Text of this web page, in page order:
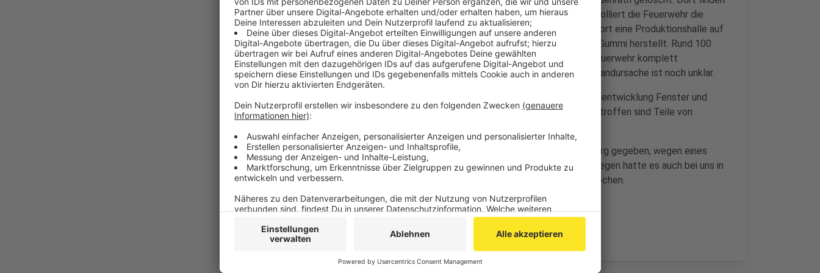
jetzt noch Nachlöscharbeiten statt. Mit Wärmebildkameras kontrolliert die Feuerwehr die
Einsatzstelle auf Glutnester. Am frühen Donnerstagmorgen war dort eine Produktionshalle auf
dem Gelände eines Betriebes ausgebrochen, der Kunststoff und Gummi herstellt. Rund 100
Einsatzkräfte waren zwischenzeitlich vor Ort. Die Halle ist laut Feuerwehr komplett
ausgebrannt und teils eingestürzt. Verletzt wurde niemand, die Brandursache ist noch unklar.
Über die WarnApp NINA wird dazu aufgefordert, wegen der Rauchentwicklung Fenster und
Türen geschlossen zu halten und Klimaanlagen auszuschalten. Betroffen sind Teile von
Erst am Mittwoch hatte es Rauchgaswarnungen im Kreis Heinsberg gegeben, wegen eines
Feuers auf einem Recyclinghof in der Nähe von Lüttich. Deswegen hatte es auch bei uns in
der Städteregion teils nach verbranntem Gummi oder Plastik gerochen.
Anzeige